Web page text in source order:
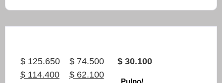
$125.650
Original
$ 114.400
$74.500
Original
$62.100Current
$30.100
Pulpo/